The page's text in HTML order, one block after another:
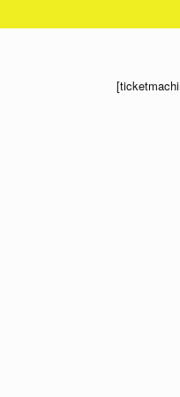
Inhalt